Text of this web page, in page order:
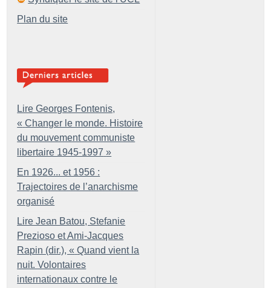
Plan du site
Lire Georges Fontenis,
« Changer le monde. Histoire
du mouvement communiste
libertaire 1945-1997 »
En 1926... et 1956 :
Trajectoires de l’anarchisme
organisé
Lire Jean Batou, Stefanie
Prezioso et Ami-Jacques
Rapin (dir.), « Quand vient la
nuit. Volontaires
internationaux contre le